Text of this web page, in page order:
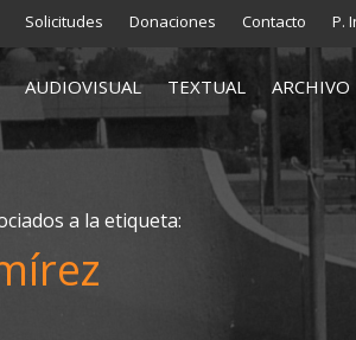
Solicitudes Donaciones Contacto P.
AUDIOVISUAL TEXTUAL ARCHIVO
a la etiqueta: